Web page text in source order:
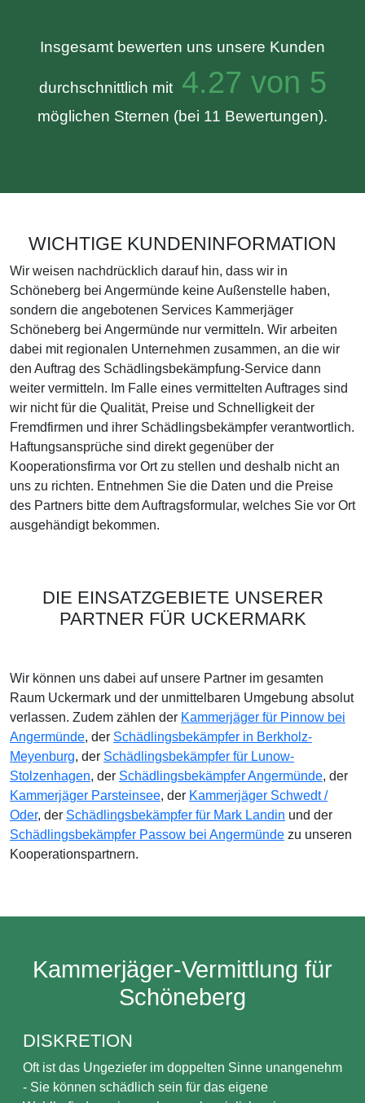
Insgesamt bewerten uns unsere Kunden
durchschnittlich mit4.27 von 5
möglichen Sternen (bei 11 Bewertungen).
WICHTIGE KUNDENINFORMATION
Wir weisen nachdrücklich darauf hin, dass wir in
Schöneberg bei Angermünde keine Außenstelle haben,
sondern die angebotenen Services Kammerjäger
Schöneberg bei Angermünde nur vermitteln. Wir arbeiten
dabei mit regionalen Unternehmen zusammen, an die wir
den Auftrag des Schädlingsbekämpfung-Service dann
weiter vermitteln. Im Falle eines vermittelten Auftrages sind
wir nicht für die Qualität, Preise und Schnelligkeit der
Fremdfirmen und ihrer Schädlingsbekämpfer verantwortlich.
Haftungsansprüche sind direkt gegenüber der
Kooperationsfirma vor Ort zu stellen und deshalb nicht an
uns zu richten. Entnehmen Sie die Daten und die Preise
des Partners bitte dem Auftragsformular, welches Sie vor Ort
ausgehändigt bekommen.
DIE EINSATZGEBIETE UNSERER
PARTNER FÜR UCKERMARK
Wir können uns dabei auf unsere Partner im gesamten
Raum Uckermark und der unmittelbaren Umgebung absolut
verlassen. Zudem zählen der Kammerjäger für Pinnow bei
Angermünde, der Schädlingsbekämpfer in Berkholz-
Meyenburg, der Schädlingsbekämpfer für Lunow-
Stolzenhagen, der Schädlingsbekämpfer Angermünde, der
Kammerjäger Parsteinsee, der Kammerjäger Schwedt /
Oder, der Schädlingsbekämpfer für Mark Landin und der
Schädlingsbekämpfer Passow bei Angermünde zu unseren
Kooperationspartnern.
Kammerjäger-Vermittlung für
Schöneberg
DISKRETION
Oft ist das Ungeziefer im doppelten Sinne unangenehm
- Sie können schädlich sein für das eigene